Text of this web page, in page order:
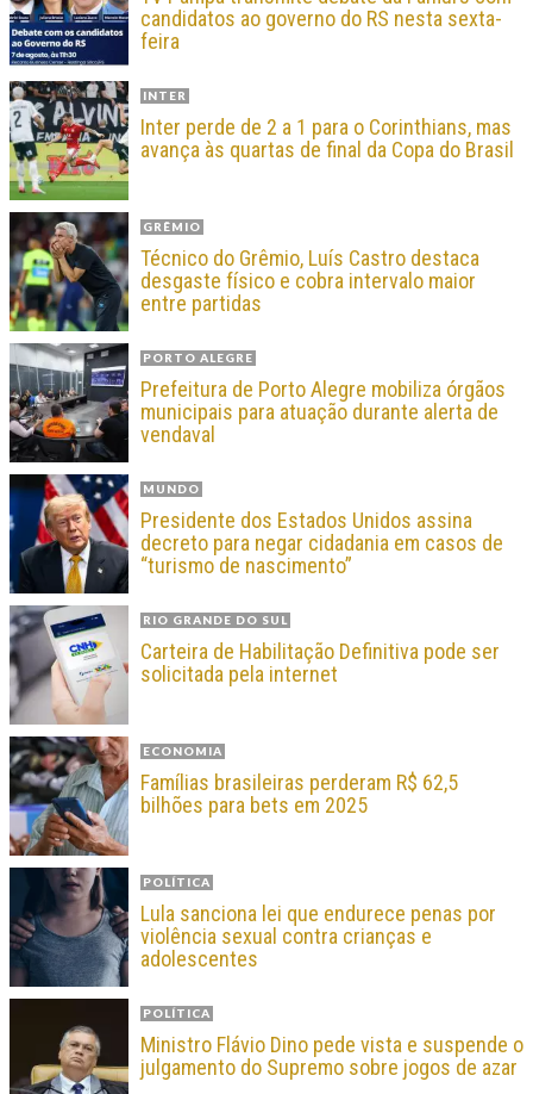
candidatos ao governo do RS nesta sexta-
feira
INTER
Inter perde de 2 a 1 para o Corinthians, mas
avança às quartas de final da Copa do Brasil
GRÊMIO
Técnico do Grêmio, Luís Castro destaca
desgaste físico e cobra intervalo maior
entre partidas
PORTO ALEGRE
Prefeitura de Porto Alegre mobiliza órgãos
municipais para atuação durante alerta de
vendaval
MUNDO
Presidente dos Estados Unidos assina
decreto para negar cidadania em casos de
“turismo de nascimento”
RIO GRANDE DO SUL
Carteira de Habilitação Definitiva pode ser
solicitada pela internet
ECONOMIA
Famílias brasileiras perderam R$ 62,5
bilhões para bets em 2025
POLÍTICA
Lula sanciona lei que endurece penas por
violência sexual contra crianças e
adolescentes
POLÍTICA
Ministro Flávio Dino pede vista e suspende o
julgamento do Supremo sobre jogos de azar